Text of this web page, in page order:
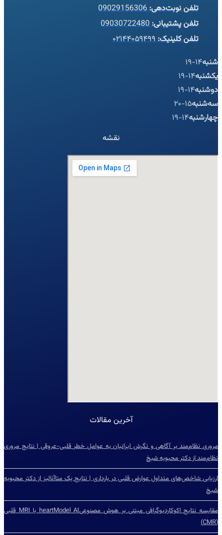
تلفن نوبت‌دهی:09029156306
تلفن پشتیبانی:09030722480
تلفن کلینیک:۰۲۱۴۴۰۵۹۴۹۹
شنبه14-19
یکشنبه14-19
دوشنبه14-19
سه‌شنبه15-20
چهارشنبه14-19
نقشه
آخرین مقالات
مروری نظام‌مند بر آگاهی و نگرش ایرانیان به عوامل خطر قلبی-عروقی | نتایج مروری
نظام‌مند از دکتر محبوبه شیخ
ارزیابی شاخص‌‌های متداول عوارض قلبی در بارداری | نتایج یک متاآنالیز از دکتر محبوبه
شیخ
مقایسه نتایج اکوکاردیوگرافی مبتنی بر هوش مصنوعیheartModel AI با MRI قلبی
(CMR)